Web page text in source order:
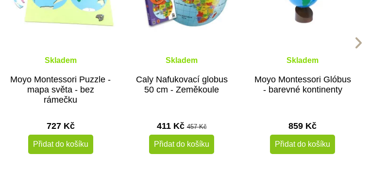
Skladem
Moyo Montessori Puzzle -
mapa světa - bez
rámečku
727 Kč
Přidat do košíku
Skladem
Caly Nafukovací globus
50 cm - Zeměkoule
411 Kč457 Kč
Přidat do košíku
Skladem
Moyo Montessori Glóbus
- barevné kontinenty
859 Kč
Přidat do košíku